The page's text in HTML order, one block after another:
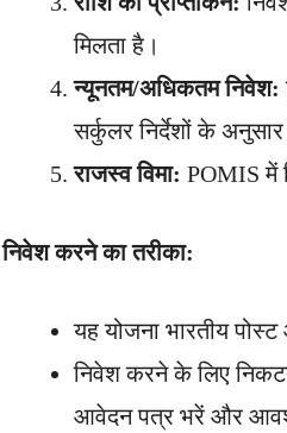
मिलता है।
न्यूनतम/अधिकतम निवेश:
सर्कुलर निर्देशों के अनुसार
राजस्व विमा: POMIS में
निवेश करने का तरीका:
यह योजना भारतीय
निवेश करने के लिए
आवेदन पत्र भरें और